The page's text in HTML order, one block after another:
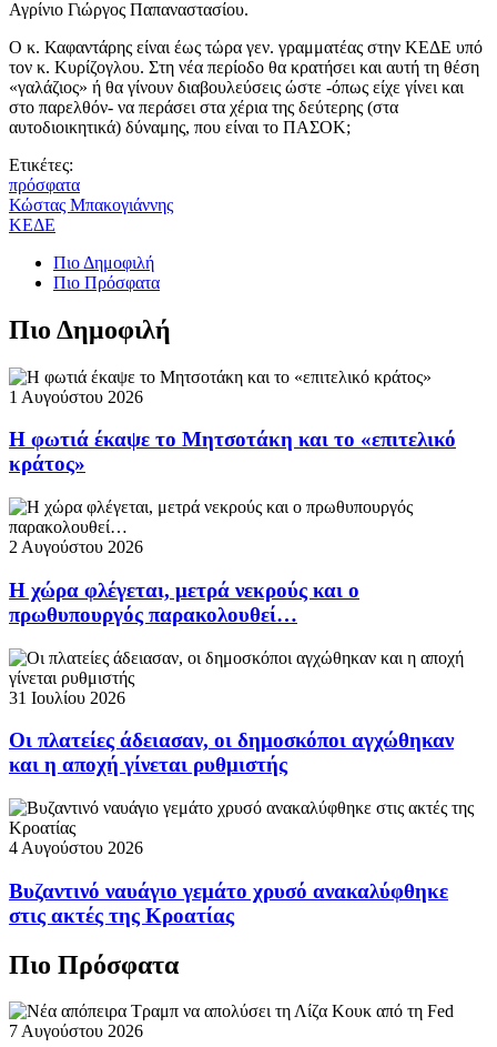
Αγρίνιο Γιώργος Παπαναστασίου.
Ο κ. Καφαντάρης είναι έως τώρα γεν. γραμματέας στην ΚΕΔΕ υπό
τον κ. Κυρίζογλου. Στη νέα περίοδο θα κρατήσει και αυτή τη θέση
«γαλάζιος» ή θα γίνουν διαβουλεύσεις ώστε -όπως είχε γίνει και
στο παρελθόν- να περάσει στα χέρια της δεύτερης (στα
αυτοδιοικητικά) δύναμης, που είναι το ΠΑΣΟΚ;
Ετικέτες:
πρόσφατα
Κώστας Μπακογιάννης
ΚΕΔΕ
Πιο Δημοφιλή
Πιο Πρόσφατα
Πιο Δημοφιλή
1 Αυγούστου 2026
Η φωτιά έκαψε το Μητσοτάκη και το «επιτελικό
κράτος»
2 Αυγούστου 2026
Η χώρα φλέγεται, μετρά νεκρούς και ο
πρωθυπουργός παρακολουθεί…
31 Ιουλίου 2026
Οι πλατείες άδειασαν, οι δημοσκόποι αγχώθηκαν
και η αποχή γίνεται ρυθμιστής
4 Αυγούστου 2026
Βυζαντινό ναυάγιο γεμάτο χρυσό ανακαλύφθηκε
στις ακτές της Κροατίας
Πιο Πρόσφατα
7 Αυγούστου 2026